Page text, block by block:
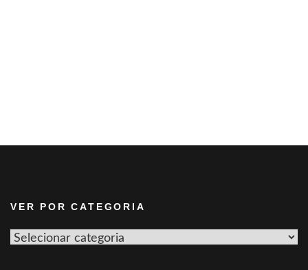
VER POR CATEGORIA
Ver